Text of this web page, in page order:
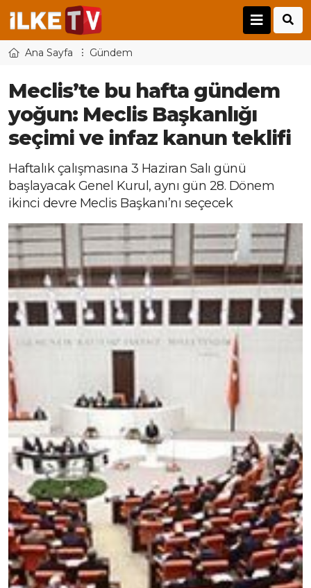
Ana Sayfa Gündem
Meclis’te bu hafta gündem
yoğun: Meclis Başkanlığı
seçimi ve infaz kanun teklifi
Haftalık çalışmasına 3 Haziran Salı günü
başlayacak Genel Kurul, aynı gün 28. Dönem
ikinci devre Meclis Başkanı’nı seçecek